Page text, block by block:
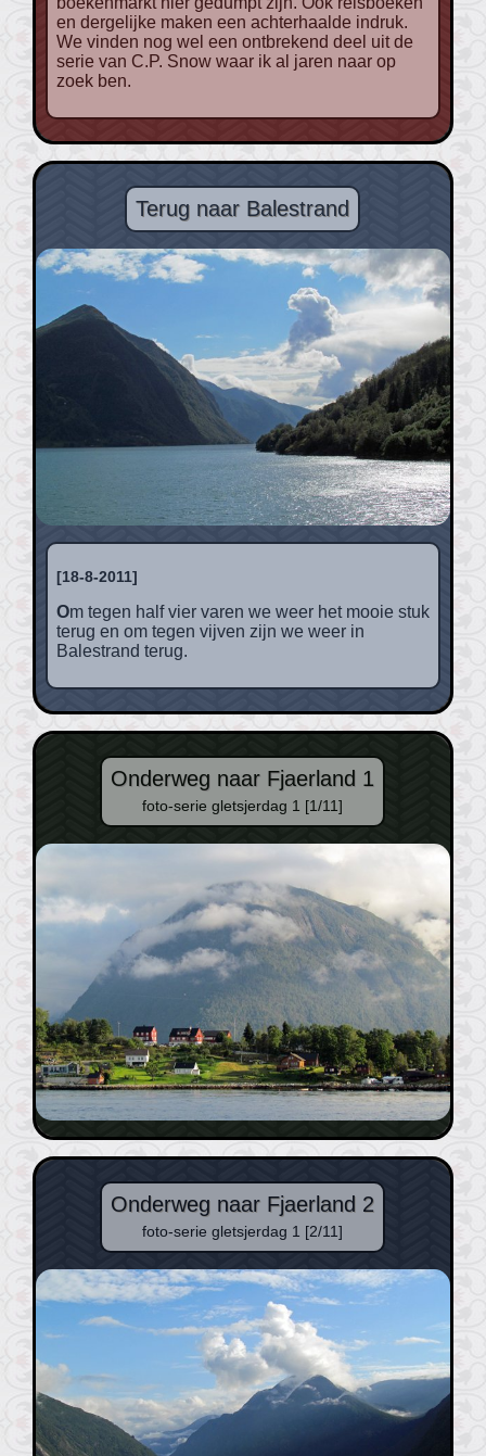
en dergelijke maken een achterhaalde indruk.
We vinden nog wel een ontbrekend deel uit de
serie van C.P. Snow waar ik al jaren naar op
zoek ben.
Terug naar Balestrand
[18-8-2011]
Om tegen half vier varen we weer het mooie stuk
terug en om tegen vijven zijn we weer in
Balestrand terug.
Onderweg naar Fjaerland 1
foto-serie gletsjerdag 1 [1/11]
Onderweg naar Fjaerland 2
foto-serie gletsjerdag 1 [2/11]